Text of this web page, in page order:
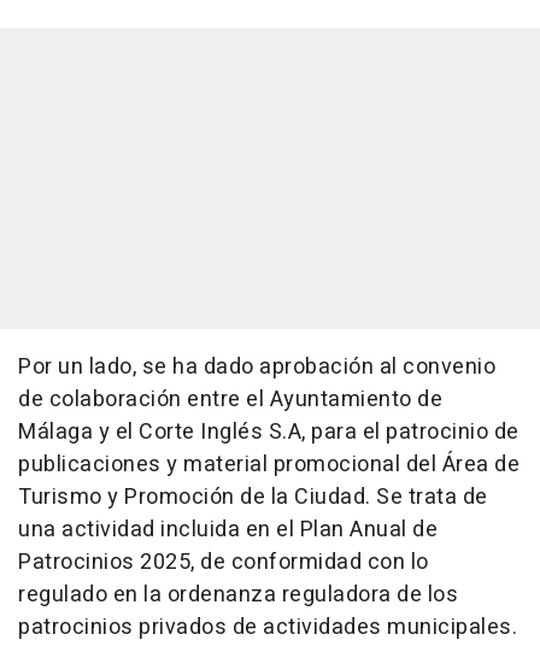
Por un lado, se ha dado aprobación al convenio
de colaboración entre el Ayuntamiento de
Málaga y el Corte Inglés S.A, para el patrocinio de
publicaciones y material promocional del Área de
Turismo y Promoción de la Ciudad. Se trata de
una actividad incluida en el Plan Anual de
Patrocinios 2025, de conformidad con lo
regulado en la ordenanza reguladora de los
patrocinios privados de actividades municipales.